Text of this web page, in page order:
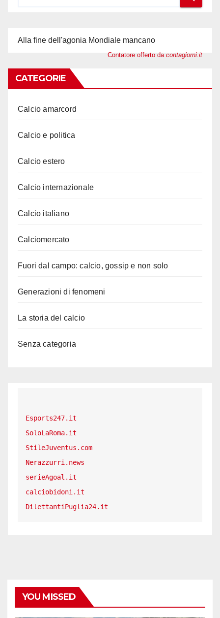
Alla fine dell'agonia Mondiale mancano
Contatore offerto da contagiorni.it
CATEGORIE
Calcio amarcord
Calcio e politica
Calcio estero
Calcio internazionale
Calcio italiano
Calciomercato
Fuori dal campo: calcio, gossip e non solo
Generazioni di fenomeni
La storia del calcio
Senza categoria
Esports247.it
SoloLaRoma.it
StileJuventus.com
Nerazzurri.news
serieAgoal.it
calciobidoni.it
DilettantiPuglia24.it
YOU MISSED